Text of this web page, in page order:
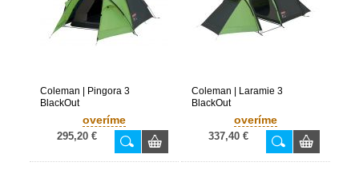
Coleman | Pingora 3
BlackOut
overíme
295,20 €
Coleman | Laramie 3
BlackOut
overíme
337,40 €